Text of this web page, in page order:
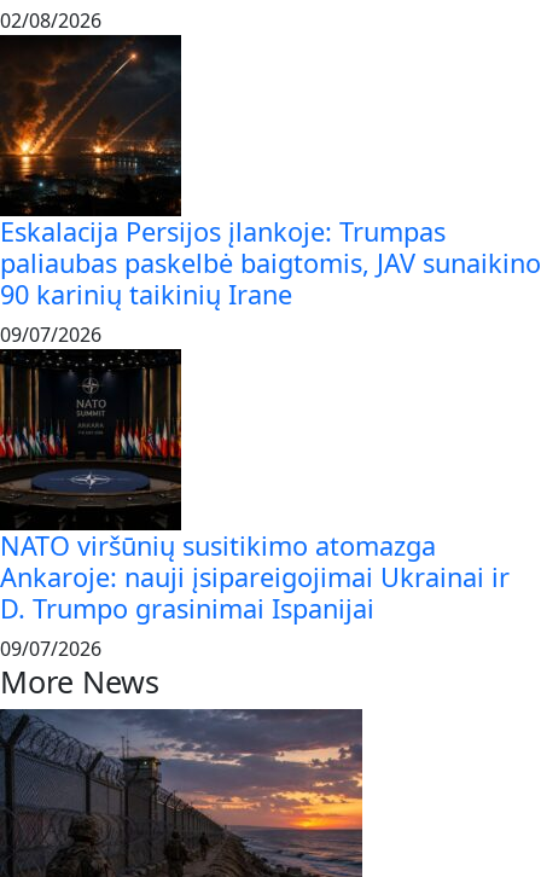
02/08/2026
Eskalacija Persijos įlankoje: Trumpas
paliaubas paskelbė baigtomis, JAV sunaikino
90 karinių taikinių Irane
09/07/2026
NATO viršūnių susitikimo atomazga
Ankaroje: nauji įsipareigojimai Ukrainai ir
D. Trumpo grasinimai Ispanijai
09/07/2026
More News